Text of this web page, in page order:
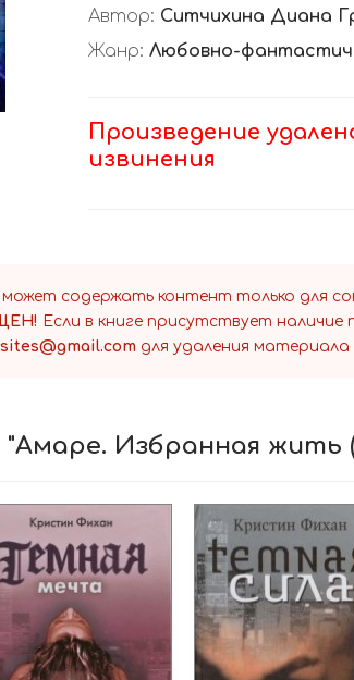
Автор: Ситчихина Диана
Жанр: Любовно-
Произведение
извинения
может содержать контент только для
Если в книге присутствует
для удаления материала
"Амаре. Избранная